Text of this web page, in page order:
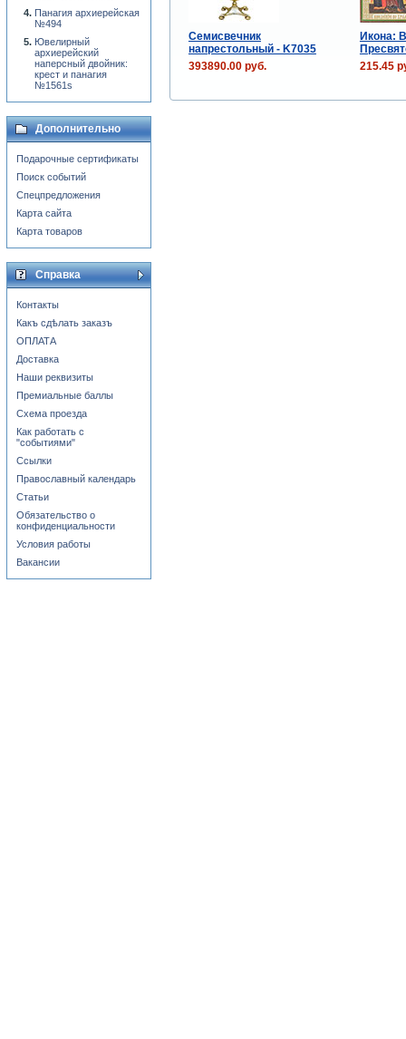
Семисвечник
напрестольный - K7035
Икона:
393890.00 руб.
215.45
Панагия архиерейская
№494
Ювелирный
архиерейский
наперсный двойник:
крест и панагия
№1561s
Дополнительно
Подарочные сертификаты
Поиск событий
Спецпредложения
Карта сайта
Карта товаров
Справка
Контакты
Какъ сдѣлать заказъ
ОПЛАТА
Доставка
Наши реквизиты
Премиальные баллы
Схема проезда
Как работать с
"событиями"
Ссылки
Православный календарь
Статьи
Обязательство о
конфиденциальности
Условия работы
Вакансии